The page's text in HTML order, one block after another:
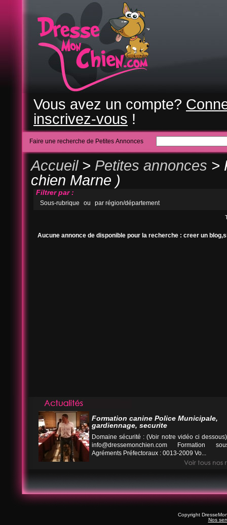
Vous avez un compte?
inscrivez-vous !
Faire une recherche de Petites Annonces
Accueil> Petites annonces >
chien Marne )
Filtrer par :
Sous-rubrique ou par région/département
Aucune annonce de disponible pour la recherche : creer un
Formation canine Police Municipale,
gardiennage, securite
Domaine sécurité : (Voir notre vidéo ci
info@dressemonchien.com Formation
Agréments Préfectoraux : 0013-2009 Vo...
Copyright
Nos